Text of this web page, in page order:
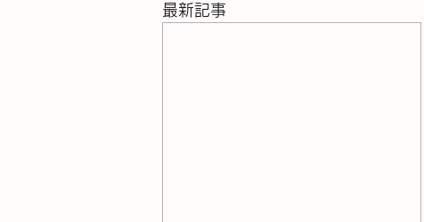
最新記事